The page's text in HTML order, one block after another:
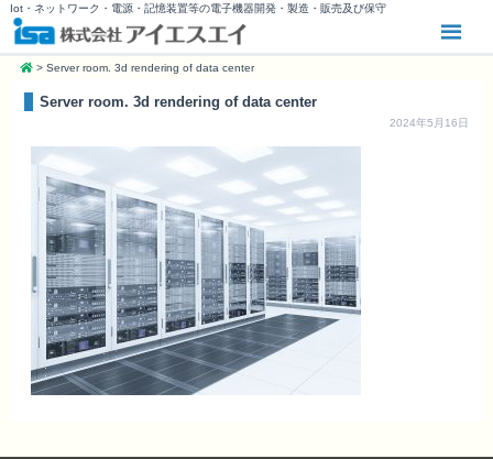
Iot・ネットワーク・電源・記憶装置等の電子機器開発・製造・販売及び保守
> Server room. 3d rendering of data center
Server room. 3d rendering of data center
2024年5月16日